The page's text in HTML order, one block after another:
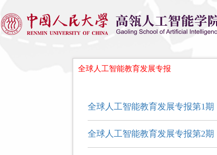
全球人工智能教育发展专报
全球人工智能教育发展专报第1期
全球人工智能教育发展专报第2期